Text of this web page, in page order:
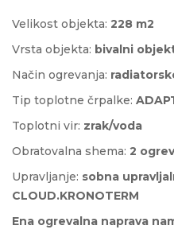
Velikost objekta: 228 m2
Vrsta objekta: bivalni
Način ogrevanja:
Tip toplotne črpalke:
Toplotni vir: zrak/voda
Obratovalna shema: 2
Upravljanje: sobna
CLOUD.KRONOTERM
Ena ogrevalna naprava